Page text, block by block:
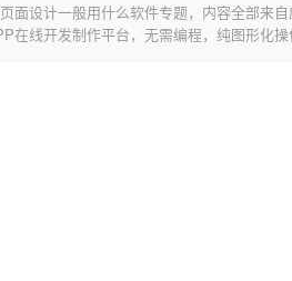
面设计一般用什么软件专题，内容全部来
在线开发制作平台，无需编程，纯图形化